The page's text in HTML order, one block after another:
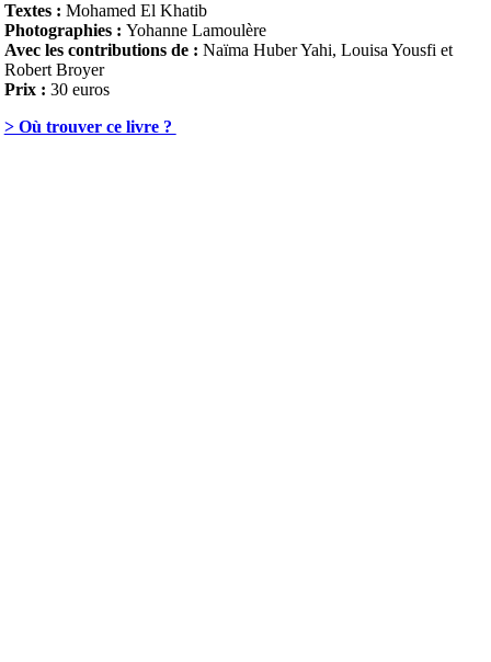
Textes : Mohamed El Khatib
Photographies : Yohanne Lamoulère
Avec les contributions de : Naïma Huber Yahi, Louisa Yousfi et
Robert Broyer
Prix : 30 euros
> Où trouver ce livre ?